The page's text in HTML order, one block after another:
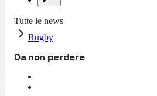
Tutte le news
Rugby
Da non perdere